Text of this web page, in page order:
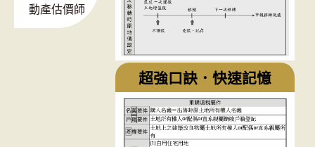
動產估價師
超強口訣．快速記憶